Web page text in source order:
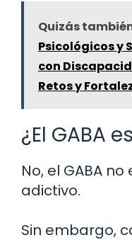
Quizás
Psicológicos y
con
Retos y
¿El GABA
No, el GABA
adictivo.
Sin embargo,